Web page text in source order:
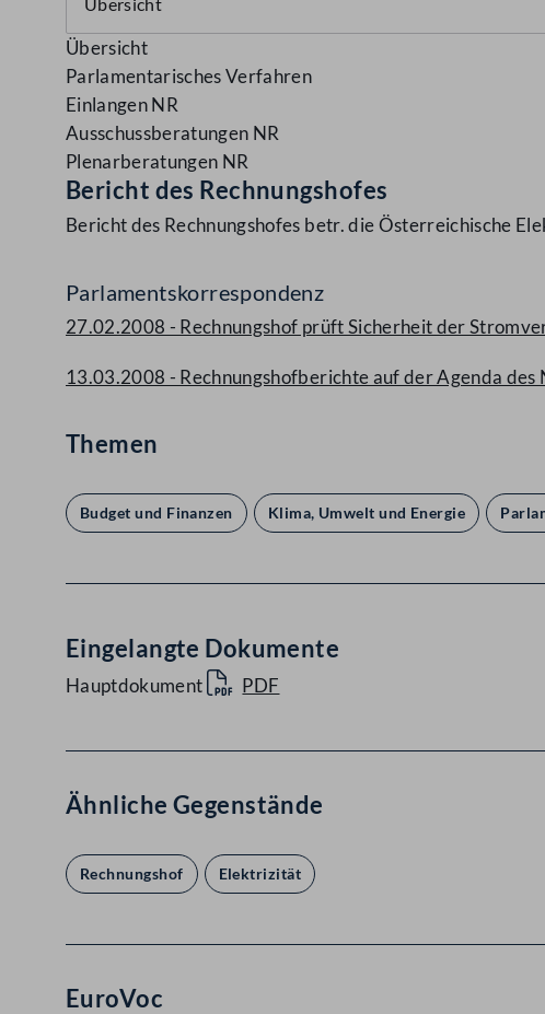
Übersicht
Parlamentarisches Verfahren
Einlangen NR
Ausschussberatungen NR
Plenarberatungen NR
Bericht des Rechnungshofes
Bericht des Rechnungshofes betr. die Österreichische
Parlamentskorrespondenz
27.02.2008 - Rechnungshof prüft Sicherheit der
13.03.2008 - Rechnungshofberichte auf der Agenda des
Themen
Budget und Finanzen Klima, Umwelt und Energie
Eingelangte Dokumente
Hauptdokument PDF
Ähnliche Gegenstände
Rechnungshof Elektrizität
EuroVoc